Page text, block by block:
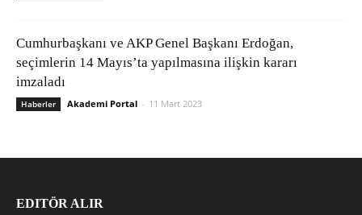
Cumhurbaşkanı ve AKP Genel Başkanı Erdoğan,
seçimlerin 14 Mayıs’ta yapılmasına ilişkin kararı
imzaladı
Haberler Akademi Portal - 11 Mart 2023
EDITÖR ALIR